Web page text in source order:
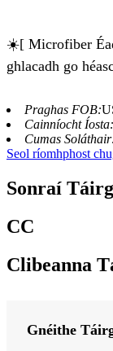
☀️[ Microfiber
ghlacadh go
Praghas FOB:
Cainníocht Íosta:
Cumas
Seol ríomhphost
Sonraí
CC
Clibeanna
Gnéithe